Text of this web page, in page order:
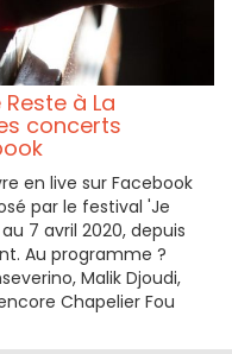
à La
concerts
en live sur Facebook
par le festival 'Je
7 avril 2020, depuis
Au programme ?
Malik Djoudi,
Chapelier Fou